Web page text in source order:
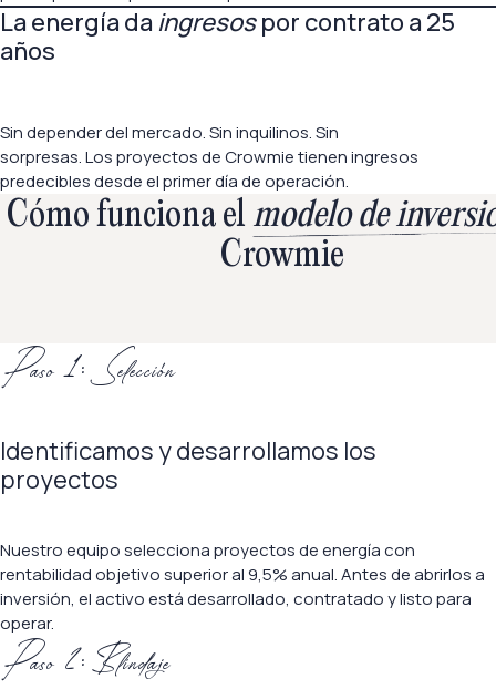
La energía da ingresospor contrato a 25
años
Sin depender del mercado. Sin inquilinos. Sin
sorpresas. Los proyectos de Crowmie tienen ingresos
predecibles desde el primer día de operación.
Cómo funciona el modelo de
Crowmie
Paso 1: Selección
Identificamos y desarrollamos los
proyectos
Nuestro equipo selecciona proyectos de energía con
rentabilidad objetivo superior al 9,5% anual. Antes de abrirlos a
inversión, el activo está desarrollado, contratado y listo para
operar.
Paso 2: Blindaje